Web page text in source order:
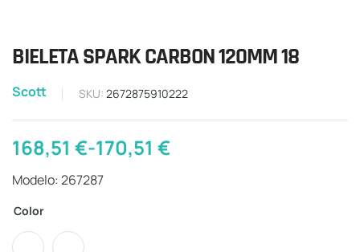
BIELETA SPARK CARBON 120MM 18
Scott SKU: 2672875910222
168,51 €-170,51 €
Modelo: 267287
Color